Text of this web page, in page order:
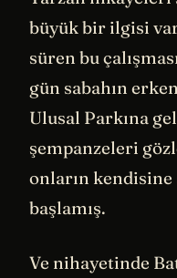
büyük bir ilgisi
süren bu
gün sabahın
Ulusal Parkına
şempanzeleri
onların kendisine
başlamış.
Ve nihayetinde